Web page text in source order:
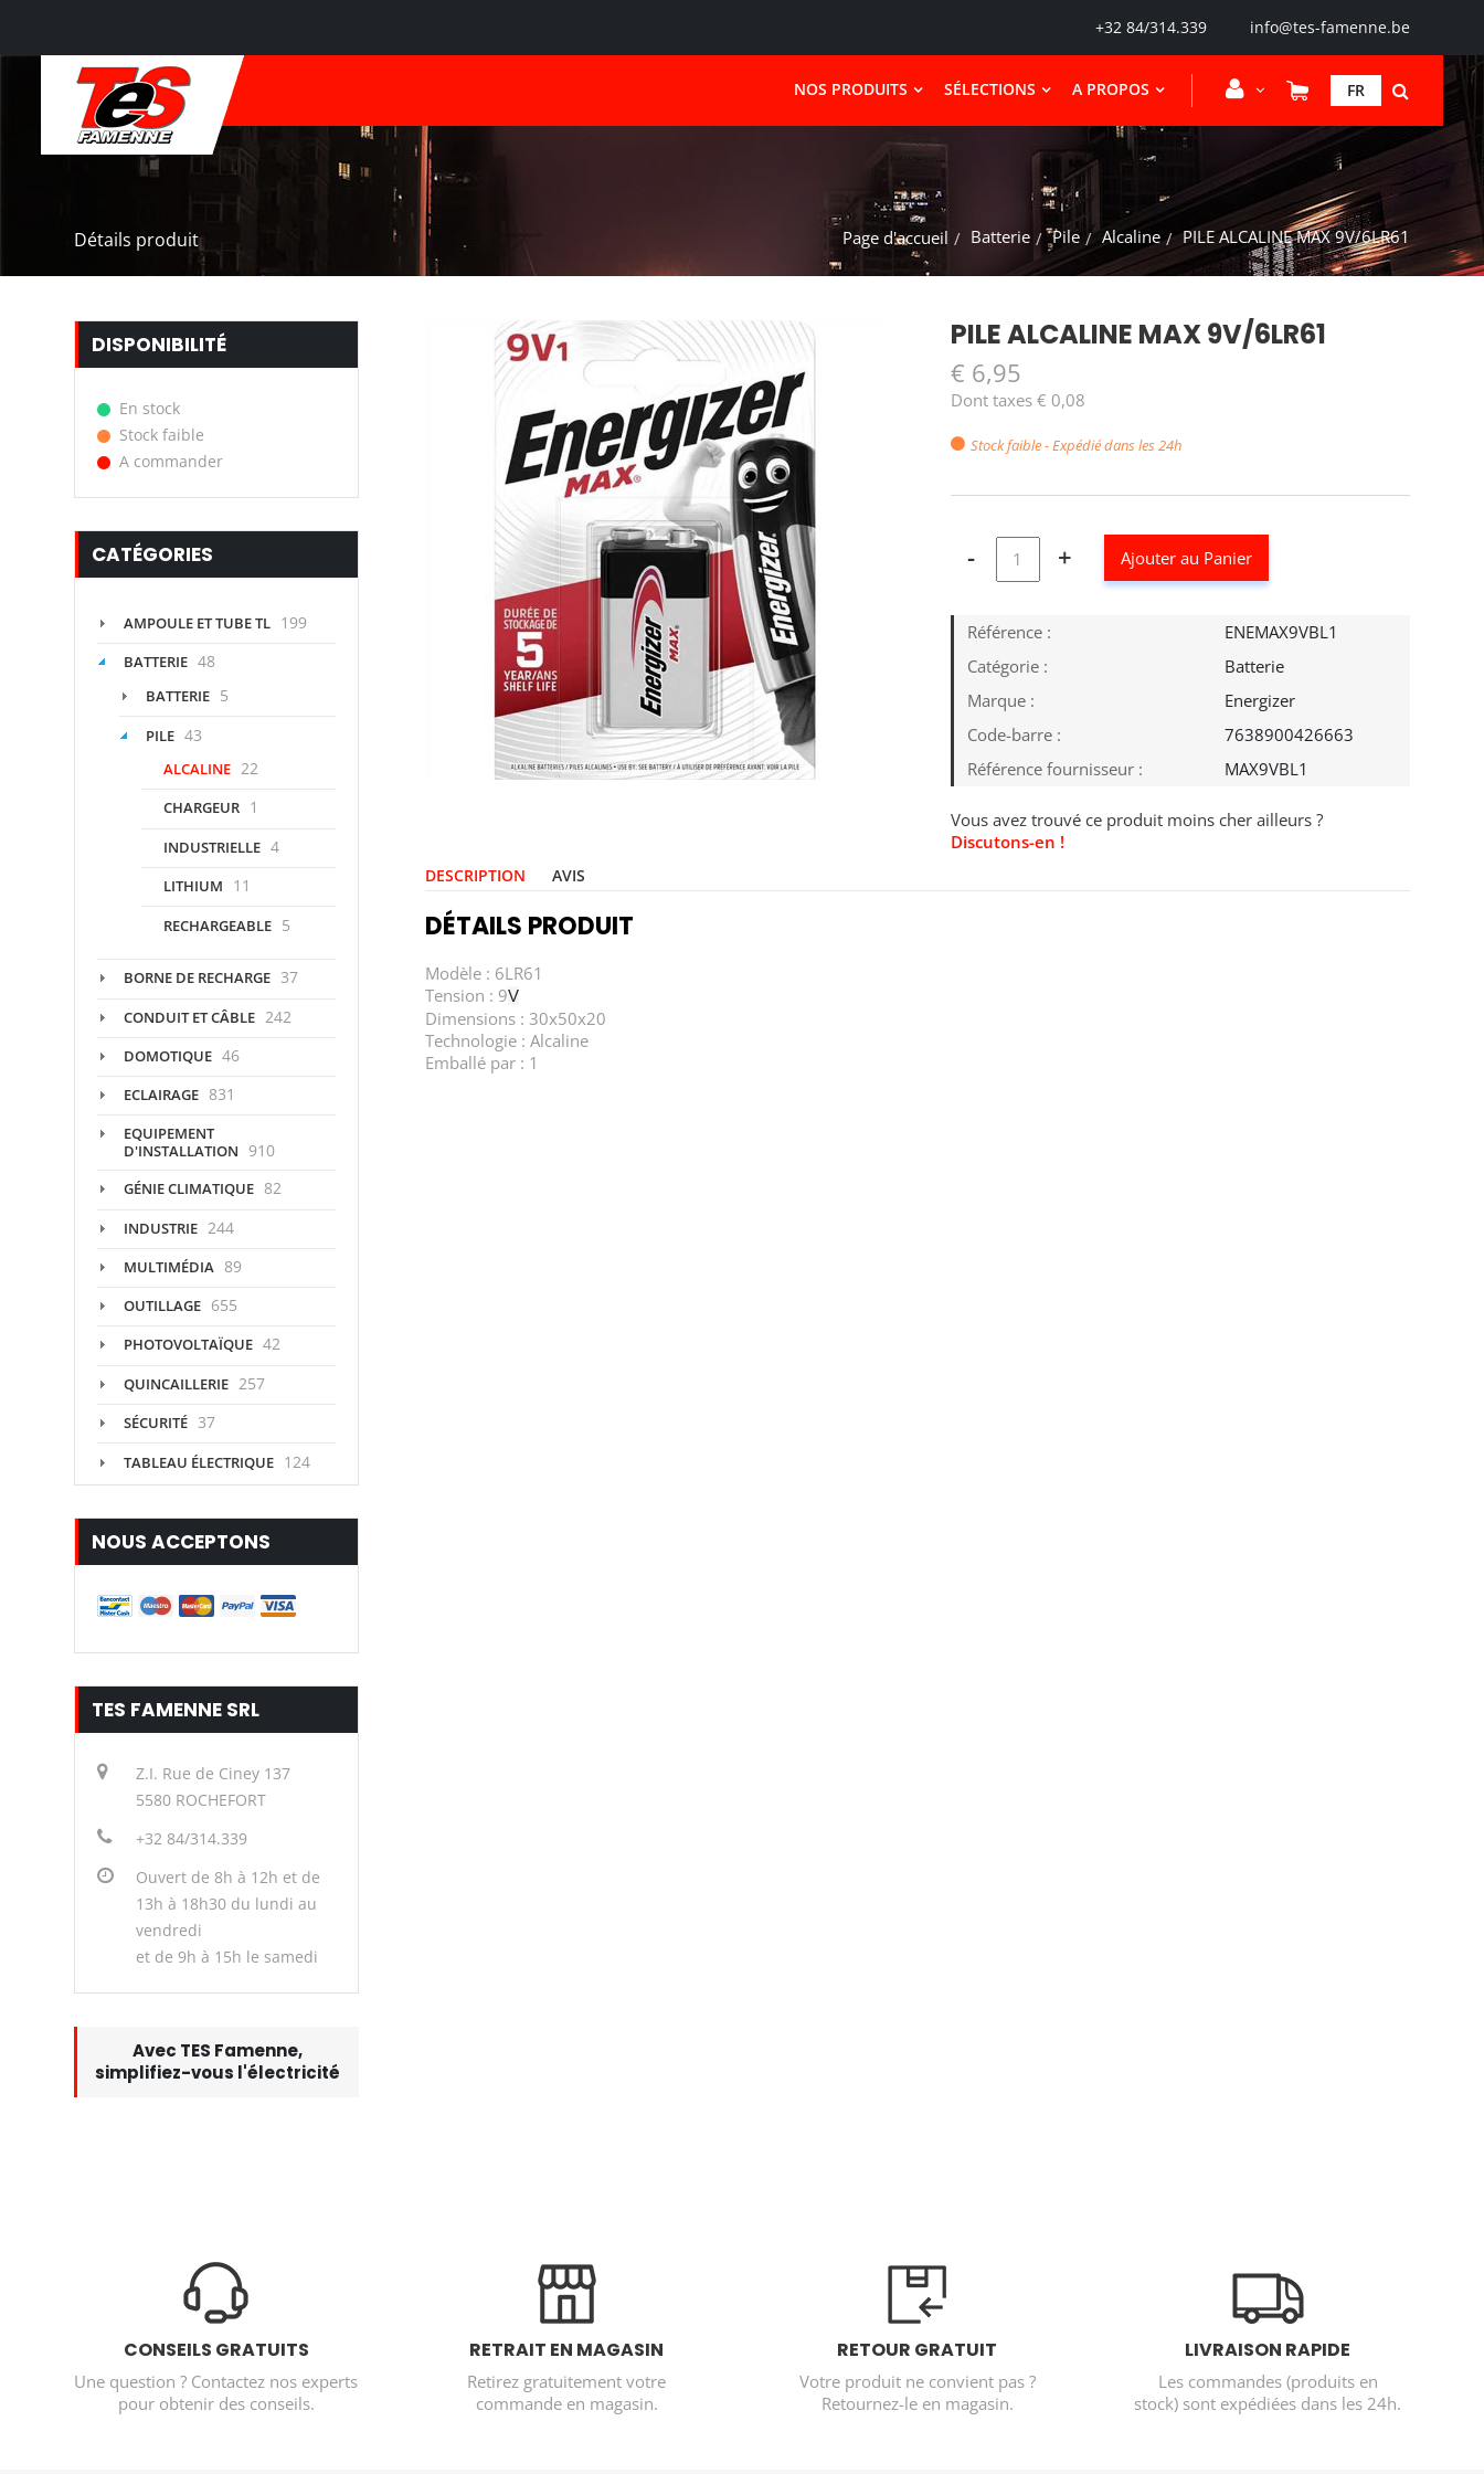
+32 84/314.339 info@tes-famenne.be
FR
NOS PRODUITS SÉLECTIONS A PROPOS
Détails produit Page d'accueil Batterie Pile Alcaline PILE ALCALINE MAX 9V/6LR61
PILE ALCALINE MAX 9V/6LR61
€ 6,95
Dont taxes € 0,08
Stock faible - Expédié dans les 24h
- + Ajouter au Panier
Référence :
ENEMAX9VBL1
Catégorie :
Batterie
Marque :
Energizer
Code-barre :
7638900426663
Référence fournisseur :
MAX9VBL1
Vous avez trouvé ce produit moins cher ailleurs ?
Discutons-en !
DESCRIPTION AVIS
DÉTAILS PRODUIT
Modèle : 6LR61
Tension : 9V
Dimensions : 30x50x20
Technologie : Alcaline
Emballé par : 1
DISPONIBILITÉ
En stock
Stock faible
A commander
CATÉGORIES
AMPOULE ET TUBE TL 199
BATTERIE 48
BATTERIE 5
PILE 43
ALCALINE 22
CHARGEUR 1
INDUSTRIELLE 4
LITHIUM 11
RECHARGEABLE 5
BORNE DE RECHARGE 37
CONDUIT ET CÂBLE 242
DOMOTIQUE 46
ECLAIRAGE 831
EQUIPEMENT
D'INSTALLATION 910
GÉNIE CLIMATIQUE 82
INDUSTRIE 244
MULTIMÉDIA 89
OUTILLAGE 655
PHOTOVOLTAÏQUE 42
QUINCAILLERIE 257
SÉCURITÉ 37
TABLEAU ÉLECTRIQUE 124
NOUS ACCEPTONS
TES FAMENNE SRL
Z.I. Rue de Ciney 137
5580 ROCHEFORT
+32 84/314.339
Ouvert de 8h à 12h et de
13h à 18h30 du lundi au
vendredi
et de 9h à 15h le samedi
Avec TES Famenne,
simplifiez-vous l'électricité
CONSEILS GRATUITS
Une question ? Contactez nos experts
pour obtenir des conseils.
RETRAIT EN MAGASIN
Retirez gratuitement votre
commande en magasin.
RETOUR GRATUIT
Votre produit ne convient pas ?
Retournez-le en magasin.
LIVRAISON RAPIDE
Les commandes (produits en
stock) sont expédiées dans les 24h.